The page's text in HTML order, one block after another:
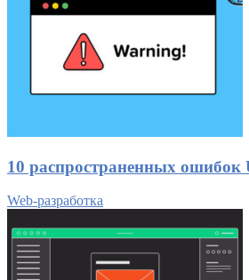
10 распространенных ошибок
Web-разработка